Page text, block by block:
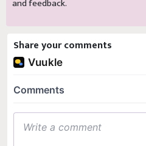
and feedback.
Share your comments